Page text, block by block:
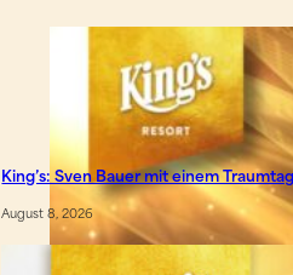
King’s: Sven Bauer mit einem
August 8, 2026